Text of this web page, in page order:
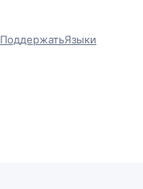
ПоддержатьЯзыки